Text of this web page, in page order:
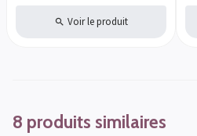
Voir le produit
8 produits similaires